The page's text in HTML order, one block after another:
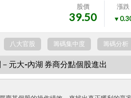
股價
39.50
漲跌
八大官股 籌碼集中度 籌碼分析
元大-內湖 券商分點個股進出